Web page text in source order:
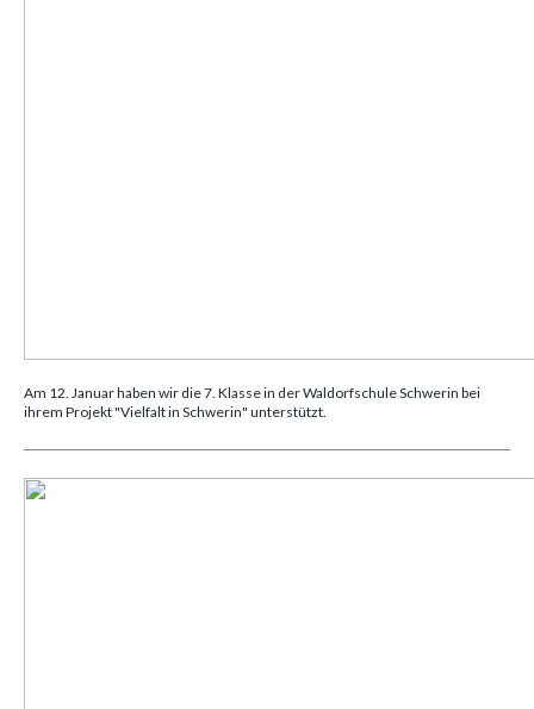
Am 12. Januar haben wir die 7. Klasse in der Waldorfschule Schwerin bei
ihrem Projekt "Vielfalt in Schwerin" unterstützt.